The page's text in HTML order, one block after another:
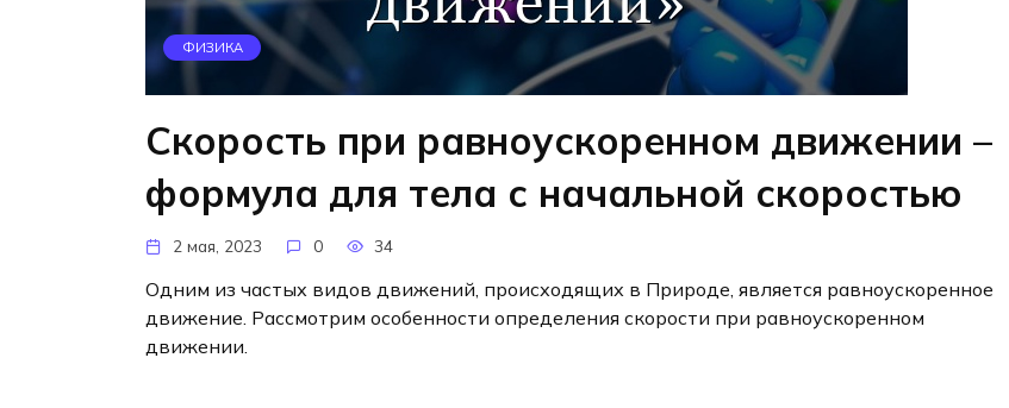
ФИЗИКА
Скорость при равноускоренном движении –
формула для тела с начальной скоростью
2 мая, 2023 0 34
Одним из частых видов движений, происходящих в Природе, является равноускоренное
движение. Рассмотрим особенности определения скорости при равноускоренном
движении.